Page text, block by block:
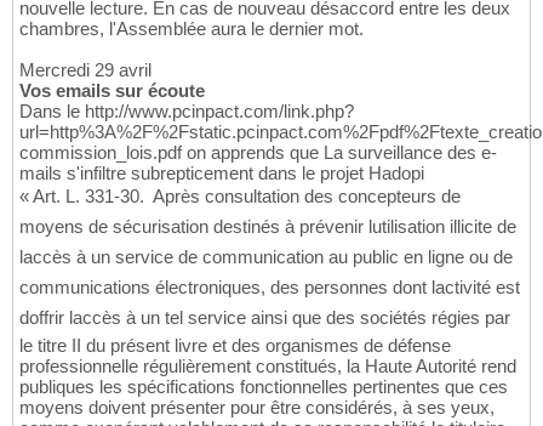
nouvelle lecture. En cas de nouveau désaccord entre les deux
chambres, l'Assemblée aura le dernier mot.
Mercredi 29 avril
Vos emails sur écoute
Dans le http://www.pcinpact.com/link.php?
commission_lois.pdf on apprends que La surveillance des e-
mails s'infiltre subrepticement dans le projet Hadopi
« Art. L. 331-30.  Après consultation des concepteurs de
moyens de sécurisation destinés à prévenir lutilisation illicite de
laccès à un service de communication au public en ligne ou de
communications électroniques, des personnes dont lactivité est
doffrir laccès à un tel service ainsi que des sociétés régies par
le titre II du présent livre et des organismes de défense
professionnelle régulièrement constitués, la Haute Autorité rend
publiques les spécifications fonctionnelles pertinentes que ces
moyens doivent présenter pour être considérés, à ses yeux,